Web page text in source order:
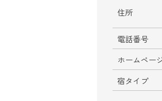
住所
電話番号
ホームペー
宿タイプ